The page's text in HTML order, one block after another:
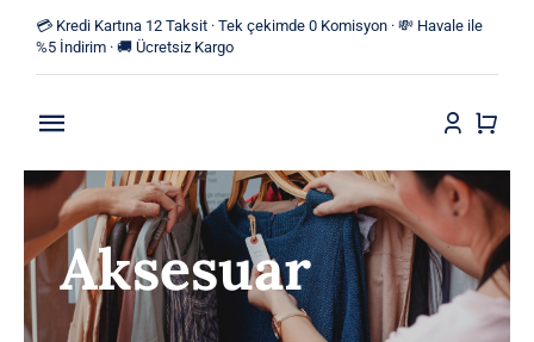
content
💳 Kredi Kartına 12 Taksit · Tek çekimde 0 Komisyon · 💸 Havale ile
%5 İndirim · 🚚 Ücretsiz Kargo
Toggle
Navigation
Anasayfa
Mağaza
Yeni Ürünler
Aksesuar